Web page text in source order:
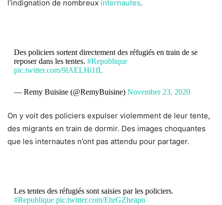
l’indignation de nombreux internautes.
Des policiers sortent directement des réfugiés en train de se
reposer dans les tentes. #Republique
pic.twitter.com/9lAELHi1fL
— Remy Buisine (@RemyBuisine) November 23, 2020
On y voit des policiers expulser violemment de leur tente,
des migrants en train de dormir. Des images choquantes
que les internautes n’ont pas attendu pour partager.
Les tentes des réfugiés sont saisies par les policiers.
#Republique pic.twitter.com/EhrGZheapn